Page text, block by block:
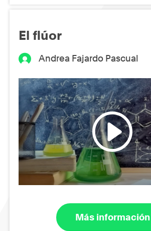
El flúor
Andrea Fajardo Pascual
Más información